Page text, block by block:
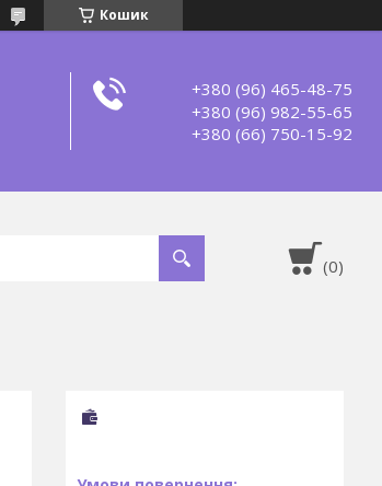
Кошик
+380 (96) 465-48-75
+380 (96) 982-55-65
+380 (66) 750-15-92